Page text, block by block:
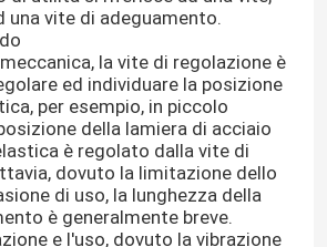
una vite di adeguamento.
la vite di regolazione è
ed individuare la posizione
per esempio, in piccolo
della lamiera di acciaio
è regolato dalla vite di
dovuto la limitazione dello
di uso, la lunghezza della
è generalmente breve.
e l'uso, dovuto la vibrazione